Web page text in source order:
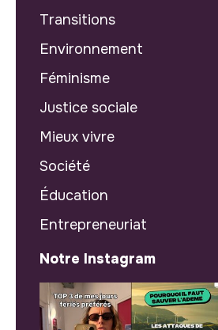
Transitions
Environnement
Féminisme
Justice sociale
Mieux vivre
Société
Éducation
Entrepreneuriat
Notre Instagram